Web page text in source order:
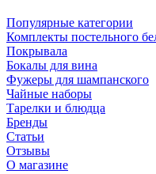
Популярные категории
Комплекты постельного
Покрывала
Бокалы для вина
Фужеры для шампанского
Чайные наборы
Тарелки и блюдца
Бренды
Статьи
Отзывы
О магазине